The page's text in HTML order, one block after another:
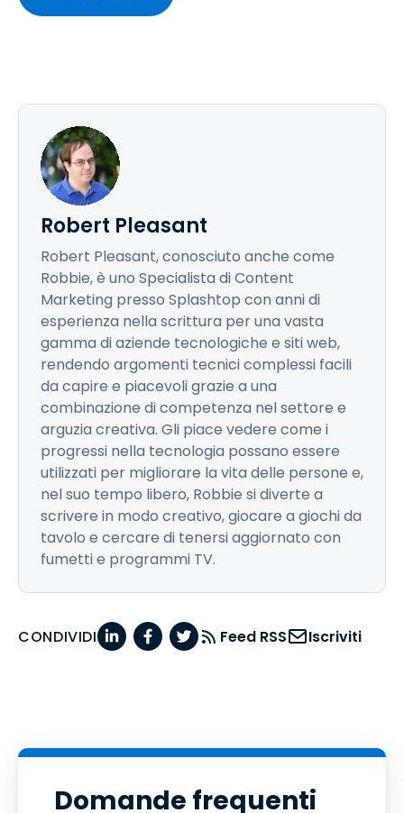
Robert Pleasant
Robert Pleasant, conosciuto anche come
Robbie, è uno Specialista di Content
Marketing presso Splashtop con anni di
esperienza nella scrittura per una vasta
gamma di aziende tecnologiche e siti web,
rendendo argomenti tecnici complessi facili
da capire e piacevoli grazie a una
combinazione di competenza nel settore e
arguzia creativa. Gli piace vedere come i
progressi nella tecnologia possano essere
utilizzati per migliorare la vita delle persone e,
nel suo tempo libero, Robbie si diverte a
scrivere in modo creativo, giocare a giochi da
tavolo e cercare di tenersi aggiornato con
fumetti e programmi TV.
CONDIVIDI Feed RSS Iscriviti
Domande frequenti